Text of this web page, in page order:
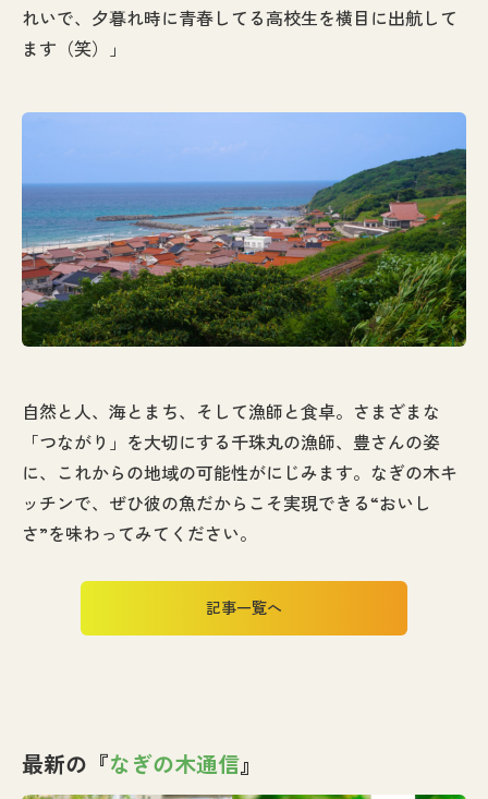
れいで、夕暮れ時に青春してる高校生を横目に出航して
ます（笑）」
自然と人、海とまち、そして漁師と食卓。さまざまな
「つながり」を大切にする千珠丸の漁師、豊さんの姿
に、これからの地域の可能性がにじみます。なぎの木キ
ッチンで、ぜひ彼の魚だからこそ実現できる“おいし
さ”を味わってみてください。
記事一覧へ
最新の『なぎの木通信』